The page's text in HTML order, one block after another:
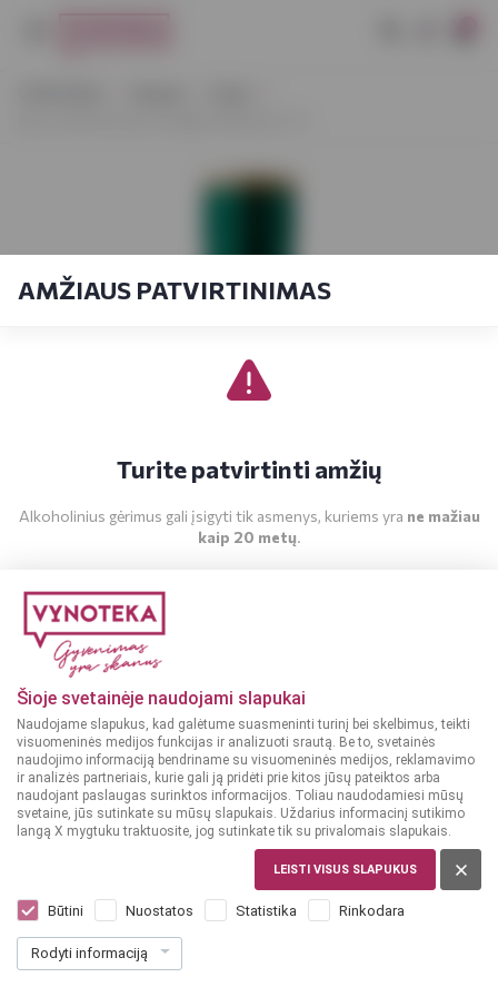
Šioje svetainėje naudojami slapukai
Naudojame slapukus, kad galėtume suasmeninti turinį bei skelbimus, teikti
visuomeninės medijos funkcijas ir analizuoti srautą. Be to, svetainės
naudojimo informaciją bendriname su visuomeninės medijos, reklamavimo
ir analizės partneriais, kurie gali ją pridėti prie kitos jūsų pateiktos arba
naudojant paslaugas surinktos informacijos. Toliau naudodamiesi mūsų
svetaine, jūs sutinkate su mūsų slapukais. Uždarius informacinį sutikimo
langą X mygtuku traktuosite, jog sutinkate tik su privalomais slapukais.
LEISTI VISUS SLAPUKUS
Būtini Nuostatos Statistika Rinkodara
Rodyti informaciją
AMŽIAUS PATVIRTINIMAS
Turite patvirtinti amžių
Alkoholinius gėrimus gali įsigyti tik asmenys, kuriems yra ne mažiau
kaip 20 metų.
Bison Hill Kentucky Straight Whiskey 0,7
l
Dar nėra balsų, galite įvertinti